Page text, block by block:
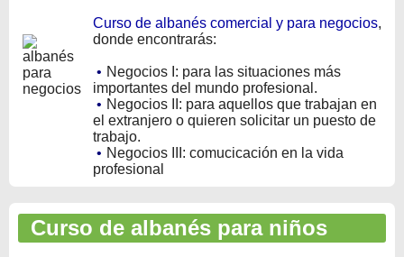
Curso de albanés comercial y para negocios,
donde encontrarás:
• Negocios I: para las situaciones más
importantes del mundo profesional.
• Negocios II: para aquellos que trabajan en
el extranjero o quieren solicitar un puesto de
trabajo.
• Negocios III: comucicación en la vida
profesional
Curso de albanés para niños